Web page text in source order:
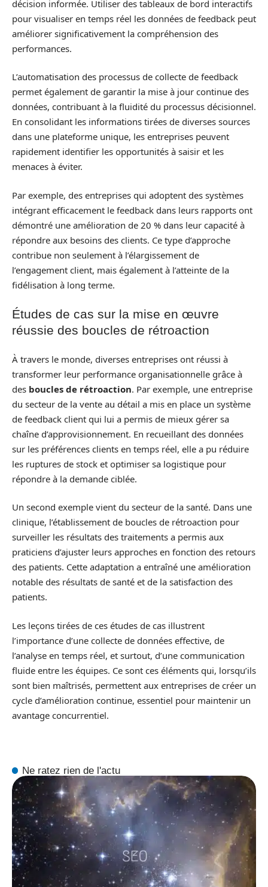
décision informée. Utiliser des tableaux de bord interactifs
pour visualiser en temps réel les données de feedback peut
améliorer significativement la compréhension des
performances.
L’automatisation des processus de collecte de feedback
permet également de garantir la mise à jour continue des
données, contribuant à la fluidité du processus décisionnel.
En consolidant les informations tirées de diverses sources
dans une plateforme unique, les entreprises peuvent
rapidement identifier les opportunités à saisir et les
menaces à éviter.
Par exemple, des entreprises qui adoptent des systèmes
intégrant efficacement le feedback dans leurs rapports ont
démontré une amélioration de 20 % dans leur capacité à
répondre aux besoins des clients. Ce type d’approche
contribue non seulement à l’élargissement de
l’engagement client, mais également à l’atteinte de la
fidélisation à long terme.
Études de cas sur la mise en œuvre
réussie des boucles de rétroaction
À travers le monde, diverses entreprises ont réussi à
transformer leur performance organisationnelle grâce à
des boucles de rétroaction. Par exemple, une entreprise
du secteur de la vente au détail a mis en place un système
de feedback client qui lui a permis de mieux gérer sa
chaîne d’approvisionnement. En recueillant des données
sur les préférences clients en temps réel, elle a pu réduire
les ruptures de stock et optimiser sa logistique pour
répondre à la demande ciblée.
Un second exemple vient du secteur de la santé. Dans une
clinique, l’établissement de boucles de rétroaction pour
surveiller les résultats des traitements a permis aux
praticiens d’ajuster leurs approches en fonction des retours
des patients. Cette adaptation a entraîné une amélioration
notable des résultats de santé et de la satisfaction des
patients.
Les leçons tirées de ces études de cas illustrent
l’importance d’une collecte de données effective, de
l’analyse en temps réel, et surtout, d’une communication
fluide entre les équipes. Ce sont ces éléments qui, lorsqu’ils
sont bien maîtrisés, permettent aux entreprises de créer un
cycle d’amélioration continue, essentiel pour maintenir un
avantage concurrentiel.
Ne ratez rien de l'actu